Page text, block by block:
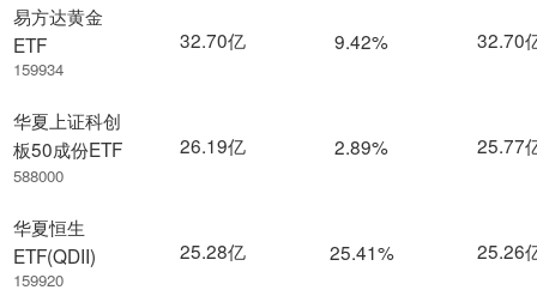
易方达黄金
ETF
159934
华夏上证科创
板50成份ETF
588000
华夏恒生
ETF(QDII)
159920
32.70亿 9.42% 32.70
26.19亿 2.89% 25.77
25.28亿 25.41% 25.26